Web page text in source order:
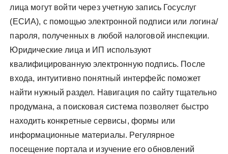
лица могут войти через учетную запись Госуслуг
(ЕСИА), с помощью электронной подписи или логина/
пароля, полученных в любой налоговой инспекции.
Юридические лица и ИП используют
квалифицированную электронную подпись. После
входа, интуитивно понятный интерфейс поможет
найти нужный раздел. Навигация по сайту тщательно
продумана, а поисковая система позволяет быстро
находить конкретные сервисы, формы или
информационные материалы. Регулярное
посещение портала и изучение его обновлений